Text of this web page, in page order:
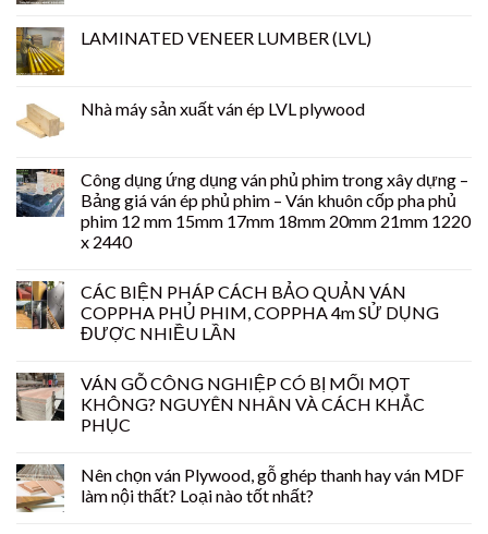
LAMINATED VENEER LUMBER (LVL)
Nhà máy sản xuất ván ép LVL plywood
Công dụng ứng dụng ván phủ phim trong xây dựng –
Bảng giá ván ép phủ phim – Ván khuôn cốp pha phủ
phim 12 mm 15mm 17mm 18mm 20mm 21mm 1220
x 2440
CÁC BIỆN PHÁP CÁCH BẢO QUẢN VÁN
COPPHA PHỦ PHIM, COPPHA 4m SỬ DỤNG
ĐƯỢC NHIỀU LẦN
VÁN GỖ CÔNG NGHIỆP CÓ BỊ MỐI MỌT
KHÔNG? NGUYÊN NHÂN VÀ CÁCH KHẮC
PHỤC
Nên chọn ván Plywood, gỗ ghép thanh hay ván MDF
làm nội thất? Loại nào tốt nhất?